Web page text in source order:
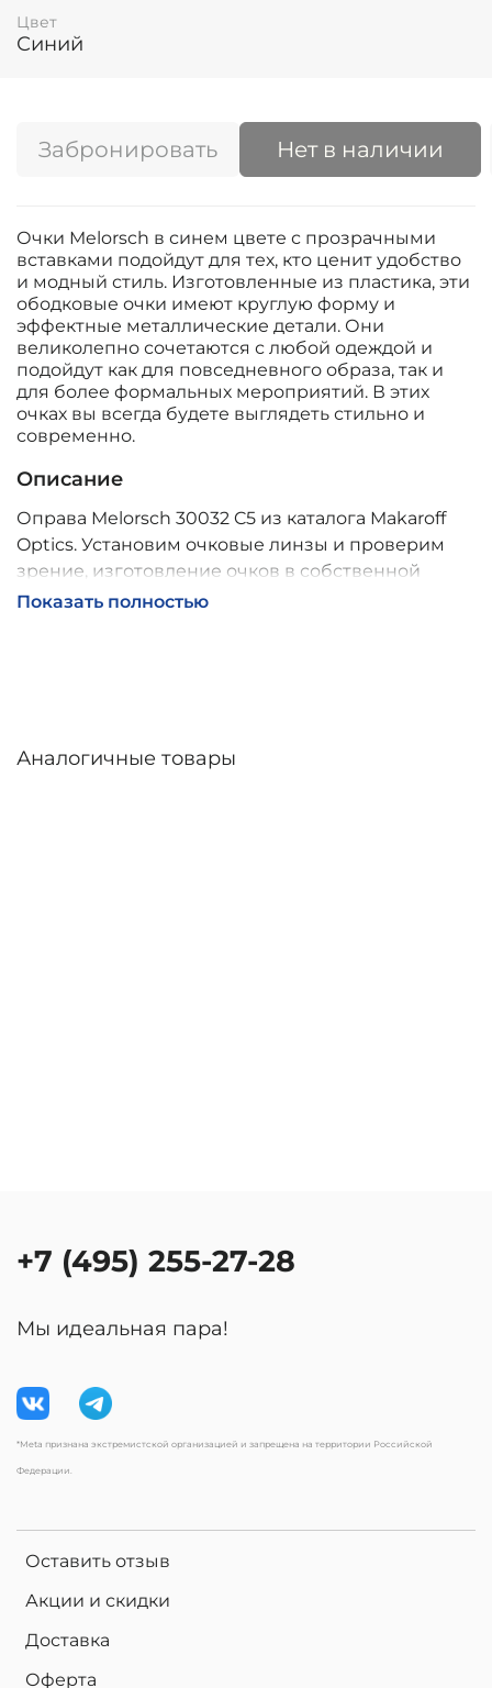
Цвет
Синий
Забронировать Нет в наличии
Очки Melorsch в синем цвете с прозрачными
вставками подойдут для тех, кто ценит удобство
и модный стиль. Изготовленные из пластика, эти
ободковые очки имеют круглую форму и
эффектные металлические детали. Они
великолепно сочетаются с любой одеждой и
подойдут как для повседневного образа, так и
для более формальных мероприятий. В этих
очках вы всегда будете выглядеть стильно и
современно.
Описание
Оправа Melorsch 30032 C5 из каталога Makaroff
Optics. Установим очковые линзы и проверим
зрение, изготовление очков в собственной
мастерской, обычно 2–5 дней, индивидуальные
Показать полностью
Аналогичные товары
Оставить отзыв
Акции и скидки
Доставка
Оферта
+7 (495) 255-27-28
Мы идеальная пара!
*Meta признана экстремистской организацией и запрещена на территории Российской
Федерации.